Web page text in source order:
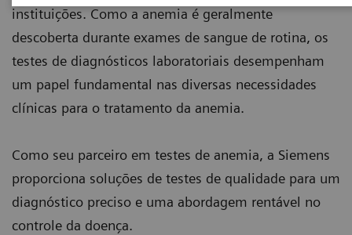
instituições. Como a anemia é geralmente
descoberta durante exames de sangue de rotina, os
testes de diagnósticos laboratoriais desempenham
um papel fundamental nas diversas necessidades
clínicas para o tratamento da anemia.
Como seu parceiro em testes de anemia, a Siemens
proporciona soluções de testes de qualidade para um
diagnóstico preciso e uma abordagem rentável no
controle da doença.